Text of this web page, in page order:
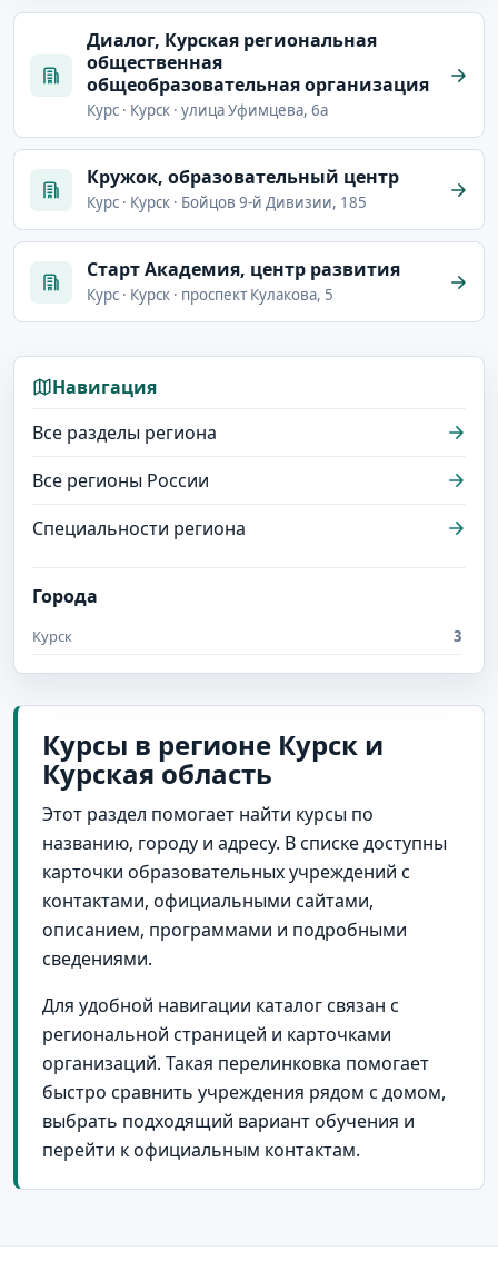
Диалог, Курская региональная
общественная
общеобразовательная организация
Курс · Курск · улица Уфимцева, 6а
Кружок, образовательный центр
Курс · Курск · Бойцов 9-й Дивизии, 185
Старт Академия, центр развития
Курс · Курск · проспект Кулакова, 5
Навигация
Все разделы региона
Все регионы России
Специальности региона
Города
Курск 3
Курсы в регионе Курск и
Курская область
Этот раздел помогает найти курсы по
названию, городу и адресу. В списке доступны
карточки образовательных учреждений с
контактами, официальными сайтами,
описанием, программами и подробными
сведениями.
Для удобной навигации каталог связан с
региональной страницей и карточками
организаций. Такая перелинковка помогает
быстро сравнить учреждения рядом с домом,
выбрать подходящий вариант обучения и
перейти к официальным контактам.